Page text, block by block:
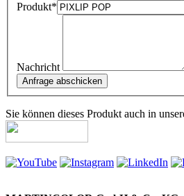
Produkt*
Nachricht
Sie können dieses Produkt auch in